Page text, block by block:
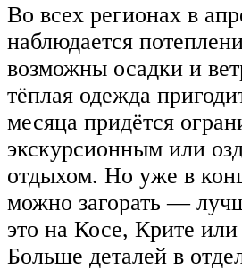
Во всех регионах в
наблюдается
возможны осадки и
тёплая одежда
месяца придётся
экскурсионным или
отдыхом. Но уже в
можно загорать —
это на Косе, Крите или
Больше деталей в